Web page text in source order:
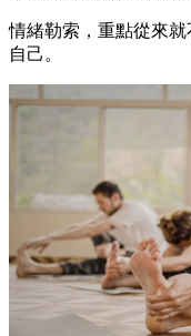
情緒勒索，重點從來
自己。